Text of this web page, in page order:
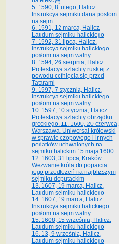
5. 1590, 8 lutego, Halicz.
Instrukcya sejmiku dana posłom
na sejm
6. 1591, 12 marca, Halicz.
Laudum sejmiku halickiego
7. 1592, 31 lipca, Halicz.
Instrukcya sejmiku halickiego
posłom na sejm walny
8. 1594, 26 sierpnia, Halicz.
Protestacya szlachty ruskiej z
powodu cofnięcia się przed
Tatarami
9. 1597, 7 stycznia, Halicz.
Instrukcya sejmiku halickiego
posłom na sejm walny
10. 1597, 10 stycznia, Halicz.
Protestacya szlachty obrządku
greckiego. 11. 1600, 20 czerwca,
Warszawa. Uniwersał królewski
w sprawie czopowego i innych
podatków uchwalonych na
sejmiku halickim 15 maja 1600
12. 1603, 31 lipca, Kraków.
Wezwanie króla do poparcia
jego przedłożeń na najbliższym
sejmiku deputackim
13. 1607, 19 marca, Halicz.
Laudum sejmiku halickiego
14. 1607, 19 marca, Halicz.
Instrukcya sejmiku halickiego
posłom na sejm walny
15. 1608, 15 września, Halicz.
Laudum sejmiku halickiego
16. 13, 9 września, Halicz.
Laudum sejmiku halickiego